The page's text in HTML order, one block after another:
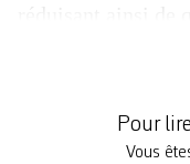
Pour
Vous